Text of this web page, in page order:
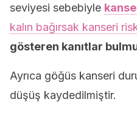
seviyesi sebebiyle
kalın bağırsak kanseri
gösteren kanıtlar
Ayrıca göğüs kanseri
düşüş kaydedilmiştir.